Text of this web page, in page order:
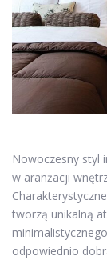
Nowoczesny styl
w aranżacji
tworzą unikalną
odpowiednio